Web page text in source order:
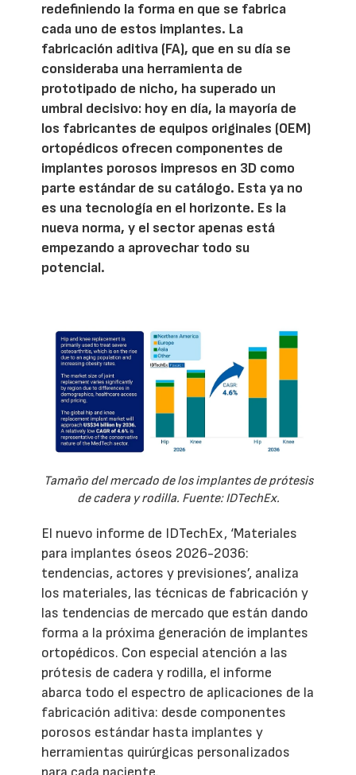
redefiniendo la forma en que se fabrica
cada uno de estos implantes. La
fabricación aditiva (FA), que en su día se
consideraba una herramienta de
prototipado de nicho, ha superado un
umbral decisivo: hoy en día, la mayoría de
los fabricantes de equipos originales (OEM)
ortopédicos ofrecen componentes de
implantes porosos impresos en 3D como
parte estándar de su catálogo. Esta ya no
es una tecnología en el horizonte. Es la
nueva norma, y el sector apenas está
empezando a aprovechar todo su
potencial.
Tamaño del mercado de los implantes de prótesis
de cadera y rodilla. Fuente: IDTechEx.
El nuevo informe de IDTechEx, ‘Materiales
para implantes óseos 2026-2036:
tendencias, actores y previsiones’, analiza
los materiales, las técnicas de fabricación y
las tendencias de mercado que están dando
forma a la próxima generación de implantes
ortopédicos. Con especial atención a las
prótesis de cadera y rodilla, el informe
abarca todo el espectro de aplicaciones de la
fabricación aditiva: desde componentes
porosos estándar hasta implantes y
herramientas quirúrgicas personalizados